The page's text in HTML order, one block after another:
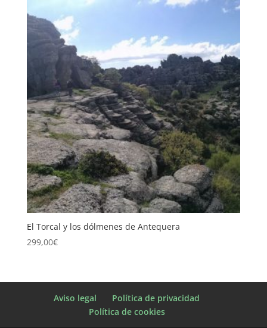
El Torcal y los dólmenes de Antequera
299,00€
Aviso legal
Política de privacidad
Política de cookies